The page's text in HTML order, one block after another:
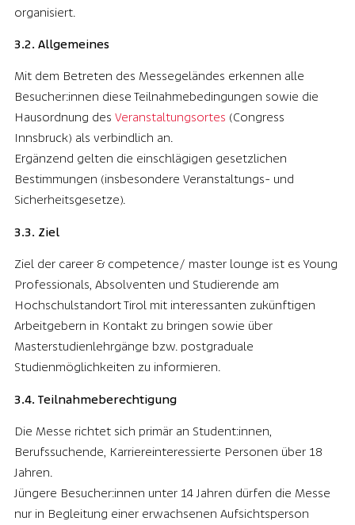
organisiert.
3.2. Allgemeines
Mit dem Betreten des Messegeländes erkennen alle
Besucher:innen diese Teilnahmebedingungen sowie die
Hausordnung des Veranstaltungsortes (Congress
Innsbruck) als verbindlich an.
Ergänzend gelten die einschlägigen gesetzlichen
Bestimmungen (insbesondere Veranstaltungs- und
Sicherheitsgesetze).
3.3. Ziel
Ziel der career & competence/ master lounge ist es Young
Professionals, Absolventen und Studierende am
Hochschulstandort Tirol mit interessanten zukünftigen
Arbeitgebern in Kontakt zu bringen sowie über
Masterstudienlehrgänge bzw. postgraduale
Studienmöglichkeiten zu informieren.
3.4. Teilnahmeberechtigung
Die Messe richtet sich primär an Student:innen,
Berufssuchende, Karriereinteressierte Personen über 18
Jahren.
Jüngere Besucher:innen unter 14 Jahren dürfen die Messe
nur in Begleitung einer erwachsenen Aufsichtsperson